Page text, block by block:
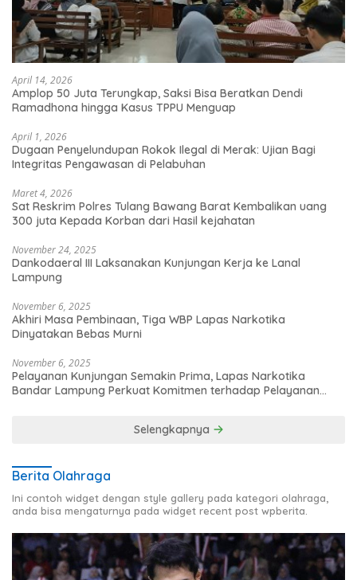
April 14, 2026
Amplop 50 Juta Terungkap, Saksi Bisa Beratkan Dendi
Ramadhona hingga Kasus TPPU Menguap
April 1, 2026
Dugaan Penyelundupan Rokok Ilegal di Merak: Ujian Bagi
Integritas Pengawasan di Pelabuhan
Maret 4, 2026
Sat Reskrim Polres Tulang Bawang Barat Kembalikan uang
300 juta Kepada Korban dari Hasil kejahatan
November 24, 2025
Dankodaeral III Laksanakan Kunjungan Kerja ke Lanal
Lampung
November 6, 2025
Akhiri Masa Pembinaan, Tiga WBP Lapas Narkotika
Dinyatakan Bebas Murni
November 6, 2025
Pelayanan Kunjungan Semakin Prima, Lapas Narkotika
Bandar Lampung Perkuat Komitmen terhadap Pelayanan
Selengkapnya
Berita Olahraga
Ini contoh widget dengan style gallery pada kategori olahraga,
anda bisa mengaturnya pada widget recent post wpberita.